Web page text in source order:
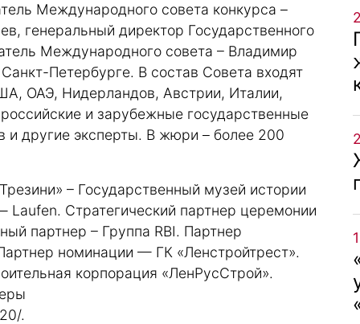
Международного совета конкурса –
генеральный директор Государственного
Международного совета – Владимир
Петербурге. В состав Совета входят
ОАЭ, Нидерландов, Австрии, Италии,
и зарубежные государственные
и другие эксперты. В жюри – более 200
– Государственный музей истории
Стратегический партнер церемонии
партнер – Группа RBI. Партнер
номинации — ГК «Ленстройтрест».
корпорация «ЛенРусСтрой».
.